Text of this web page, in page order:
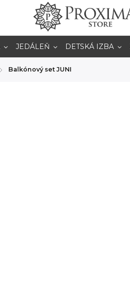
JEDÁLEŇ DETSKÁ IZBA
/ Balkónový set JUNI